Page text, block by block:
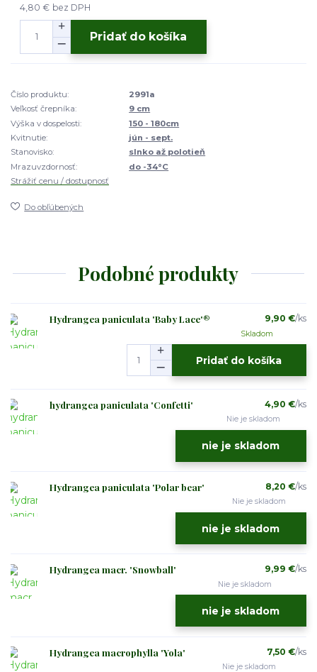
4,80 € bez DPH
Pridať do košíka
Číslo produktu:
2991a
Veľkosť črepníka:
9 cm
Výška v dospelosti:
150 - 180cm
Kvitnutie:
jún - sept.
Stanovisko:
slnko až polotieň
Mrazuvzdornosť:
do -34°C
Strážiť cenu / dostupnosť
Do obľúbených
Podobné produkty
Hydrangea paniculata 'Baby Lace'® 9,90 €/ks
Skladom
Pridať do košíka
hydrangea paniculata 'Confetti' 4,90 €/ks
Nie je skladom
nie je skladom
Hydrangea paniculata 'Polar bear' 8,20 €/ks
Nie je skladom
nie je skladom
Hydrangea macr. 'Snowball' 9,99 €/ks
Nie je skladom
nie je skladom
Hydrangea macrophylla 'Yola' 7,50 €/ks
Nie je skladom